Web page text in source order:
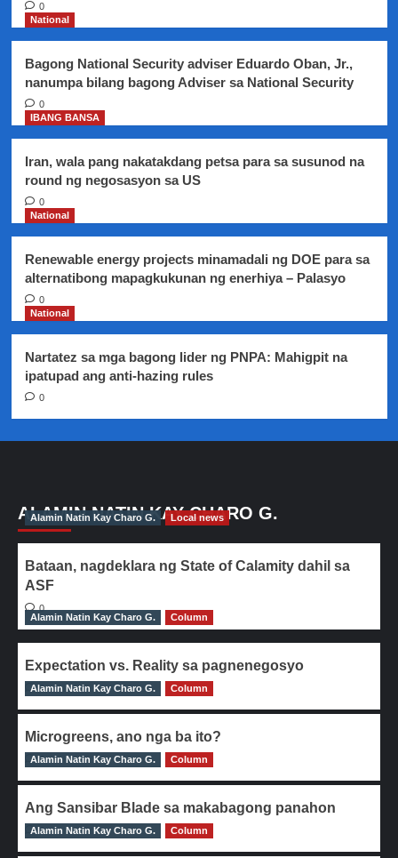
ng
Myanmar
0
National
Bagong National Security adviser Eduardo Oban, Jr.,
nanumpa bilang bagong Adviser sa National Security
0
IBANG BANSA
Iran, wala pang nakatakdang petsa para sa susunod na
round ng negosasyon sa US
0
National
Renewable energy projects minamadali ng DOE para sa
alternatibong mapagkukunan ng enerhiya – Palasyo
0
National
Nartatez sa mga bagong lider ng PNPA: Mahigpit na
ipatupad ang anti-hazing rules
0
ALAMIN NATIN KAY CHARO G.
Alamin Natin Kay Charo G. Local news
Bataan, nagdeklara ng State of Calamity dahil sa
ASF
0
Alamin Natin Kay Charo G.
Column
Expectation vs. Reality sa pagnenegosyo
0
Alamin Natin Kay Charo G. Column
Microgreens, ano nga ba ito?
0
Alamin Natin Kay Charo G. Column
Ang Sansibar Blade sa makabagong panahon
0
Alamin Natin Kay Charo G. Column